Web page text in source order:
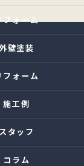
フォーム
壁塗装
フォーム
施工例
スタッフ
コラム